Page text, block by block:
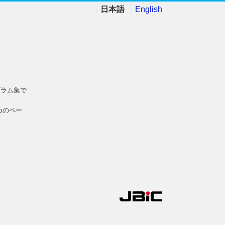
日本語 English
ム集で
のペー